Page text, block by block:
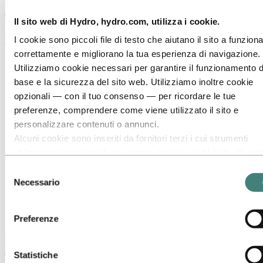
Il sito web di Hydro, hydro.com, utilizza i cookie.
I cookie sono piccoli file di testo che aiutano il sito a
correttamente e migliorano la tua esperienza di navigazione.
Utilizziamo cookie necessari per garantire il funzionamento
base e la sicurezza del sito web. Utilizziamo inoltre cookie
opzionali — con il tuo consenso — per ricordare le tue
preferenze, comprendere come viene utilizzato il sito e
personalizzare contenuti o annunci.
Alcuni cookie sono inseriti da fornitori terzi i cui strumenti
utilizzo del nostro sito con altre informazioni che hai fornito
o che hanno raccolto tramite l’utilizzo dei loro servizi. Il terzo
trattamento dei dati personali raccolti da tale cookie. Puoi
riportato più sotto.
delNecessario
Preferenze
Statistiche
fornisce profili di alluminio estruso ad alta complessità a quasi 700
clienti in tutto il segmento del mercato industriale italiano. A Feltre,
Hydro ha due presse, un impianto di riciclo dell'alluminio e una
fonderia. La sua offerta include anche lavorazioni meccaniche e
trattamenti superficiali.
Stabilimento di Feltre, Italia
Hydro impiega complessivamente più di 300 persone. Entrambi gli
stabilimenti hanno già ottenuto la certificazione ASI Performance